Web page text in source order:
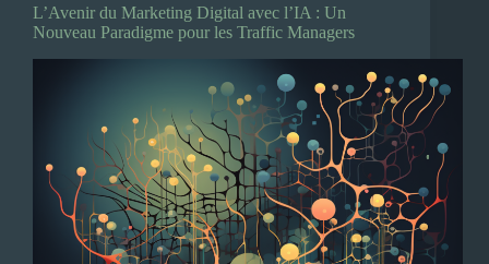
L’Avenir du Marketing Digital avec l’IA : Un
Nouveau Paradigme pour les Traffic Managers